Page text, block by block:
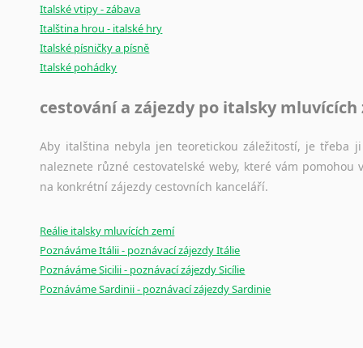
Italské vtipy - zábava
Italština hrou - italské hry
Italské písničky a písně
Italské pohádky
cestování a zájezdy po italsky mluvících
Aby italština nebyla jen teoretickou záležitostí, je třeba
naleznete různé cestovatelské weby, které vám
na konkrétní zájezdy cestovních kanceláří.
Reálie italsky mluvících zemí
Poznáváme Itálii - poznávací zájezdy Itálie
Poznáváme Sicilii - poznávací zájezdy Sicílie
Poznáváme Sardinii - poznávací zájezdy Sardinie